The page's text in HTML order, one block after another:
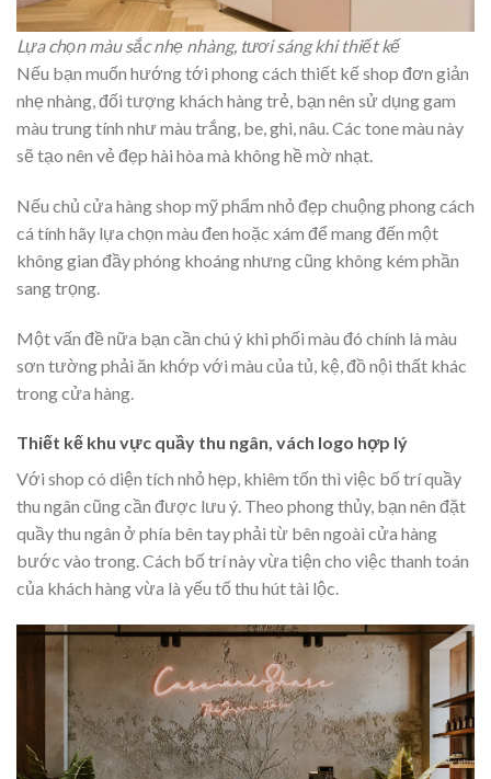
Lựa chọn màu sắc nhẹ nhàng, tươi sáng khi thiết kế
Nếu bạn muốn hướng tới phong cách thiết kế shop đơn giản
nhẹ nhàng, đối tượng khách hàng trẻ, bạn nên sử dụng gam
màu trung tính như màu trắng, be, ghi, nâu. Các tone màu này
sẽ tạo nên vẻ đẹp hài hòa mà không hề mờ nhạt.
Nếu chủ cửa hàng shop mỹ phẩm nhỏ đẹp chuộng phong cách
cá tính hãy lựa chọn màu đen hoặc xám để mang đến một
không gian đầy phóng khoáng nhưng cũng không kém phần
sang trọng.
Một vấn đề nữa bạn cần chú ý khi phối màu đó chính là màu
sơn tường phải ăn khớp với màu của tủ, kệ, đồ nội thất khác
trong cửa hàng.
Thiết kế khu vực quầy thu ngân, vách logo hợp lý
Với shop có diện tích nhỏ hẹp, khiêm tốn thì việc bố trí quầy
thu ngân cũng cần được lưu ý. Theo phong thủy, bạn nên đặt
quầy thu ngân ở phía bên tay phải từ bên ngoài cửa hàng
bước vào trong. Cách bố trí này vừa tiện cho việc thanh toán
của khách hàng vừa là yếu tố thu hút tài lộc.